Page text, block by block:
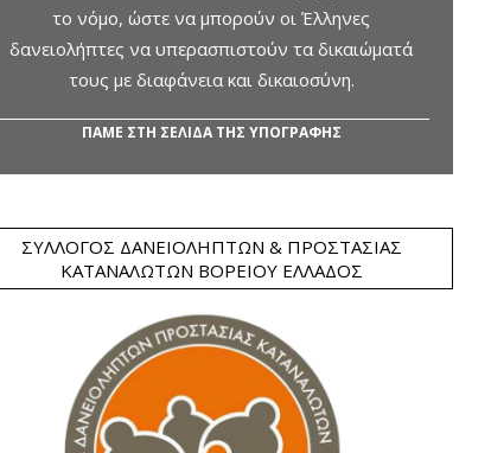
το νόμο, ώστε να μπορούν οι Έλληνες
δανειολήπτες να υπερασπιστούν τα δικαιώματά
τους με διαφάνεια και δικαιοσύνη.
ΠΑΜΕ ΣΤΗ ΣΕΛΙΔΑ ΤΗΣ ΥΠΟΓΡΑΦΗΣ
ΣΎΛΛΟΓΟΣ ΔΑΝΕΙΟΛΗΠΤΏΝ & ΠΡΟΣΤΑΣΊΑΣ
ΚΑΤΑΝΑΛΩΤΏΝ ΒΟΡΕΊΟΥ ΕΛΛΆΔΟΣ